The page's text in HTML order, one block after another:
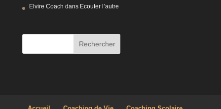
Elvire Coach dans Ecouter l’autre